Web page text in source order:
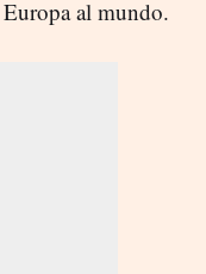
al mundo.